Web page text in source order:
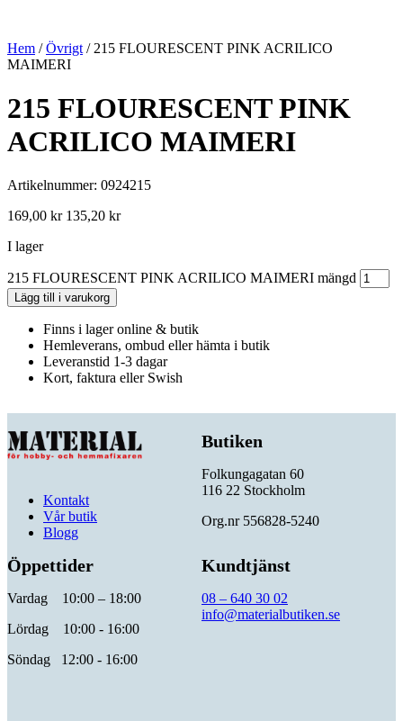
Hem /Övrigt / 215 FLOURESCENT PINK ACRILICO
MAIMERI
215 FLOURESCENT PINK
ACRILICO MAIMERI
Artikelnummer: 0924215
169,00 kr 135,20 kr
I lager
215 FLOURESCENT PINK ACRILICO MAIMERI mängd
Lägg till i varukorg
Finns i lager online & butik
Hemleverans, ombud eller hämta i butik
Leveranstid 1-3 dagar
Kort, faktura eller Swish
Kontakt
Vår butik
Blogg
Butiken
Folkungagatan 60
116 22 Stockholm
Org.nr 556828-5240
Öppettider
Vardag 10:00 – 18:00
Lördag 10:00 - 16:00
Söndag 12:00 - 16:00
Kundtjänst
08 – 640 30 02
info@materialbutiken.se